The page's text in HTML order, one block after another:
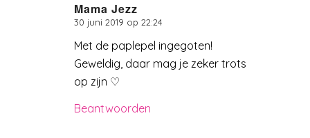
Mama Jezz
zegt:
30 juni 2019 op 22:24
Met de paplepel ingegoten!
Geweldig, daar mag je zeker trots
op zijn ♡
Beantwoorden